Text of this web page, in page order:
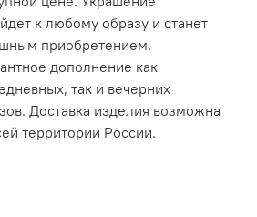
к любому образу и станет
приобретением.
дополнение как
так и вечерних
Доставка изделия возможна
территории России.